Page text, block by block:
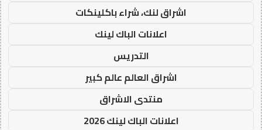
اشراق لنك، شراء باكلينكات
اعلانات الباك لينك
التدريس
اشراق العالم عالم كبير
منتدى الاشراق
اعلانات الباك لينك 2026